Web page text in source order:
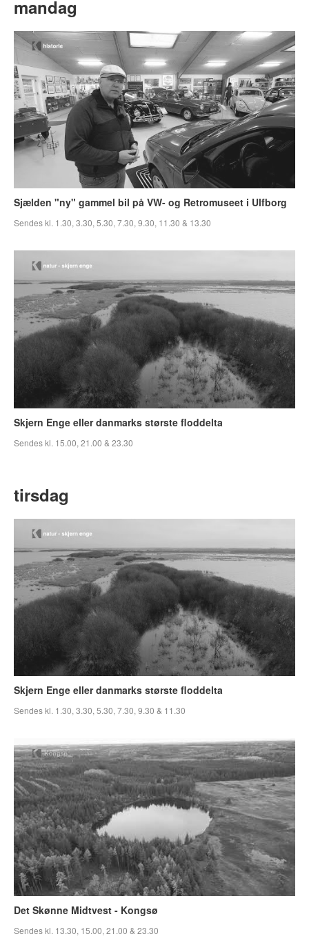
mandag
Sjælden "ny" gammel bil på VW- og Retromuseet i Ulfborg
Sendes kl. 1.30, 3.30, 5.30, 7.30, 9.30, 11.30 & 13.30
Skjern Enge eller danmarks største floddelta
Sendes kl. 15.00, 21.00 & 23.30
tirsdag
Skjern Enge eller danmarks største floddelta
Sendes kl. 1.30, 3.30, 5.30, 7.30, 9.30 & 11.30
Det Skønne Midtvest - Kongsø
Sendes kl. 13.30, 15.00, 21.00 & 23.30